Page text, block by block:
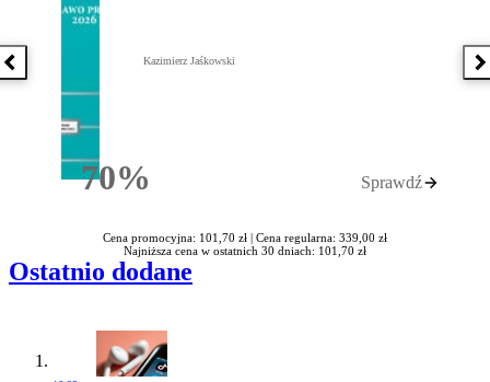
Poprzednia książka
70%Rabatu
Kazimierz Jaśkowski
Sprawdź
Cena promocyjna: 101,70 zł | Cena regularna: 339,00 zł
Najniższa cena w ostatnich 30 dniach: 101,70 zł
Ostatnio dodane